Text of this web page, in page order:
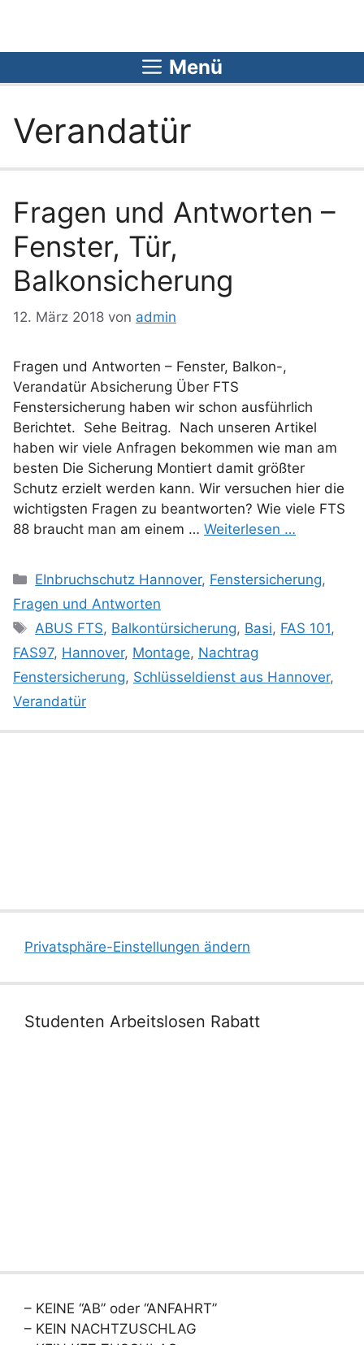
springen
Menü
Verandatür
Fragen und Antworten –
Fenster, Tür,
Balkonsicherung
12. März 2018 von admin
Fragen und Antworten – Fenster, Balkon-,
Verandatür Absicherung Über FTS
Fenstersicherung haben wir schon ausführlich
Berichtet. Sehe Beitrag. Nach unseren Artikel
haben wir viele Anfragen bekommen wie man am
besten Die Sicherung Montiert damit größter
Schutz erzielt werden kann. Wir versuchen hier die
wichtigsten Fragen zu beantworten? Wie viele FTS
88 braucht man am einem … Weiterlesen …
Kategorien
EInbruchschutz Hannover, Fenstersicherung,
Fragen und Antworten
Schlagwörter
ABUS FTS, Balkontürsicherung, Basi, FAS 101,
FAS97, Hannover, Montage, Nachtrag
Fenstersicherung, Schlüsseldienst aus Hannover,
Verandatür
Privatsphäre-Einstellungen ändern
Studenten Arbeitslosen Rabatt
– KEINE “AB” oder “ANFAHRT”
– KEIN NACHTZUSCHLAG